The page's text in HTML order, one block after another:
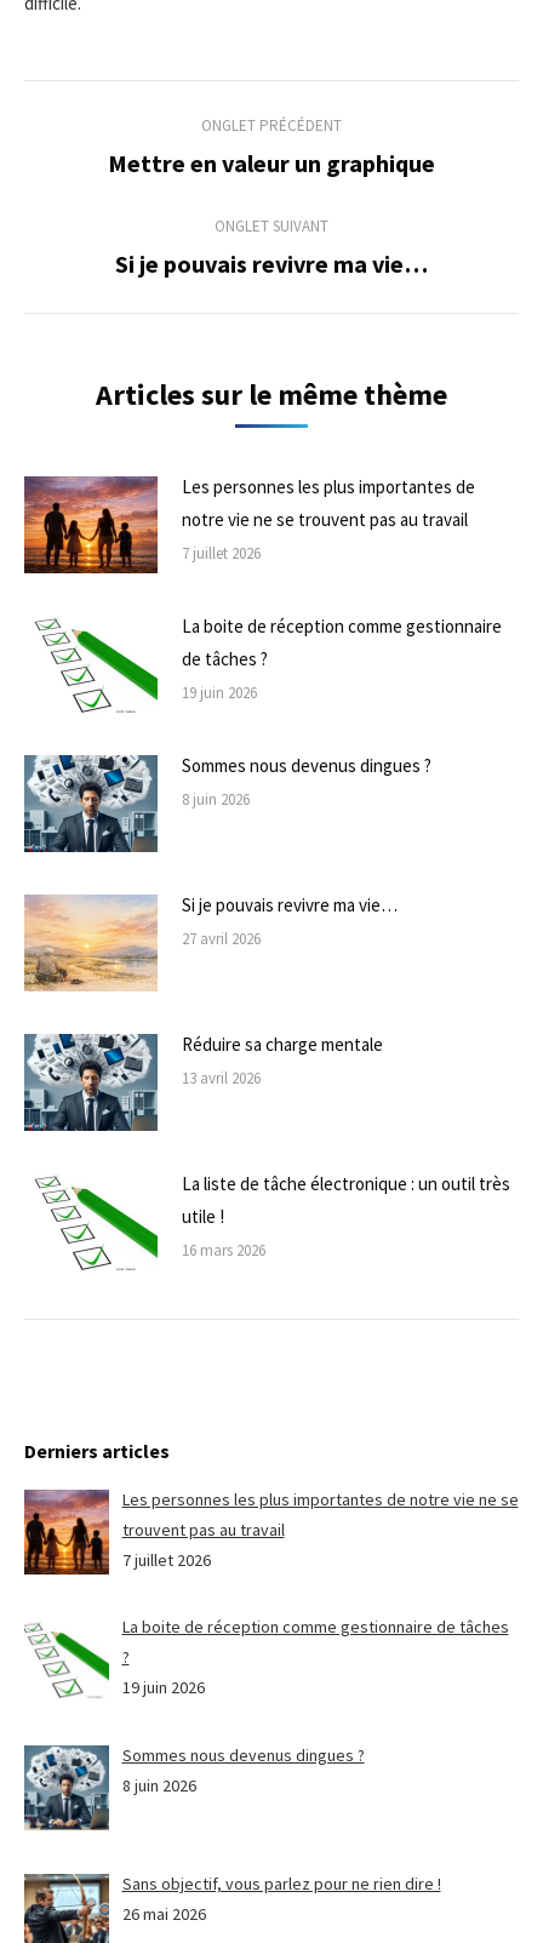
commentaire
ONGLET PRÉCÉDENT
Onglet
Mettre en valeur un graphique
ONGLET SUIVANT
Onglet
Si je pouvais revivre ma vie…
Articles sur le même thème
Les personnes les plus importantes de
notre vie ne se trouvent pas au travail
7 juillet 2026
La boite de réception comme gestionnaire
de tâches ?
19 juin 2026
Sommes nous devenus dingues ?
8 juin 2026
Si je pouvais revivre ma vie…
27 avril 2026
Réduire sa charge mentale
13 avril 2026
La liste de tâche électronique : un outil très
utile !
16 mars 2026
Derniers articles
Les personnes les plus importantes de notre vie ne se
trouvent pas au travail
7 juillet 2026
La boite de réception comme gestionnaire de tâches
?
19 juin 2026
Sommes nous devenus dingues ?
8 juin 2026
Sans objectif, vous parlez pour ne rien dire !
26 mai 2026